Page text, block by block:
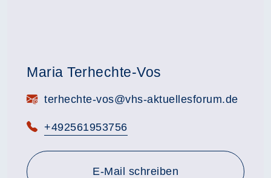
Maria Terhechte-Vos
E-Mail:terhechte-vos@vhs-aktuellesforum.de
Telefon:
+492561953756
E-Mail schreiben